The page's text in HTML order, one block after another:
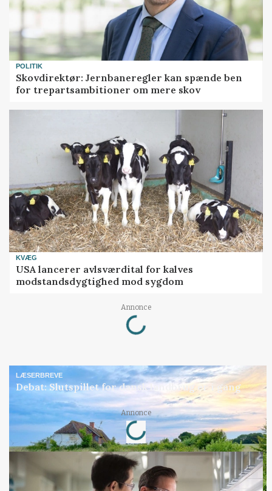
POLITIK
Skovdirektør: Jernbaneregler kan spænde ben
for trepartsambitioner om mere skov
KVÆG
USA lancerer avlsværdital for kalves
modstandsdygtighed mod sygdom
Annonce
Loading...
LÆSERBREVE
Debat: Slutspillet for dansk landbrug er i gang
Annonce
Loading...